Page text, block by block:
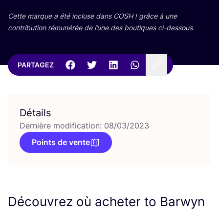
Cette marque a été incluse dans COSH! grâce à une
contri­bu­tion rému­né­rée de l’une des bou­tiques ci-dessous.
PARTAGEZ
Détails
Dernière modification: 08/03/2023
Points de vente
Découvrez où acheter to Barwyn